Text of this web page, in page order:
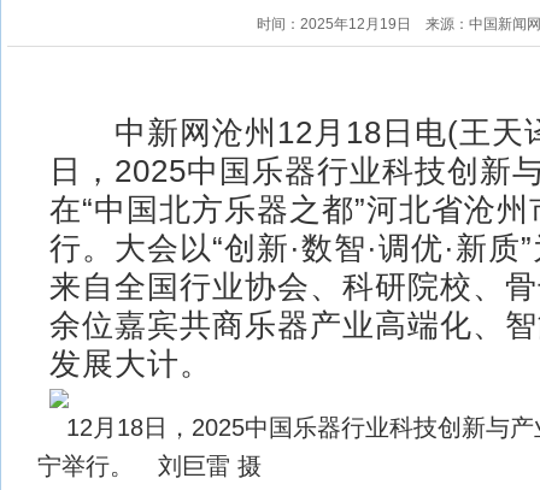
时间：2025年12月19日 来源：中国新闻网
中新网沧州12月18日电(王天
日，2025中国乐器行业科技创新
在“中国北方乐器之都”河北省沧
行。大会以“创新·数智·调优·新质
来自全国行业协会、科研院校、
余位嘉宾共商乐器产业高端化、
发展大计。
12月18日，2025中国乐器行业科技创新与
宁举行。 刘巨雷 摄